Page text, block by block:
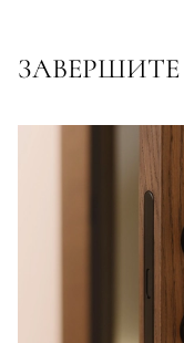
ЗАВЕРШИТЕ